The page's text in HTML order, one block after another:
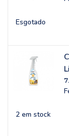
Esgotado
2 em stock